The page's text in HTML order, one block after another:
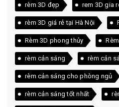
rèm 3D đẹp rem 3D gia
rèm 3D giá rẻ tại Hà Nội
Rèm 3D phong thủy
rèm cản sáng rèm cản
rèm cản sáng cho phòng ngủ
rèm cản sáng tốt nhất